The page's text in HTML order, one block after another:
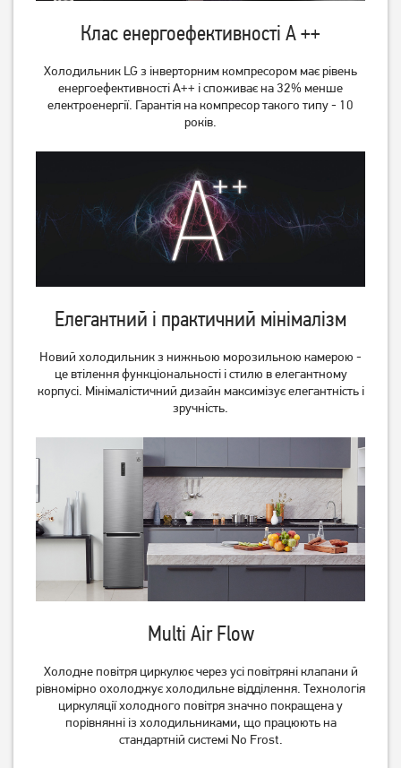
CBNef 5735
47 000грн
Немає в наявності
Вбудований холодильник
Liebherr ICSe 5103
38 999 грн
Немає в наявності
Вбудований холодильник
Liebherr ICe 5103
40 999грн
Холодильник Beko
Клас енергоефективності А ++
Холодильник LG з інверторним компресором має рівень
енергоефективності А++ і споживає на 32% менше
електроенергії. Гарантія на компресор такого типу - 10
років.
Елегантний і практичний мінімалізм
Новий холодильник з нижньою морозильною камерою -
це втілення функціональності і стилю в елегантному
корпусі. Мінімалістичний дизайн максимізує елегантність і
зручність.
Multi Air Flow
Холодне повітря циркулює через усі повітряні клапани й
рівномірно охолоджує холодильне відділення. Технологія
циркуляції холодного повітря значно покращена у
порівнянні із холодильниками, що працюють на
стандартній системі No Frost.